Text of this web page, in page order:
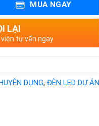
MUA NGAY
LẠI
viên tư vấn ngay
DỤNG, ĐÈN LED DỰ ÁN